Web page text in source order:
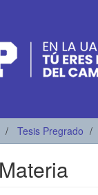
Tesis Pregrado